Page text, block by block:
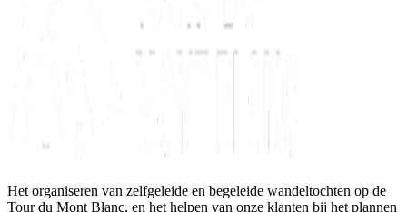
Het organiseren van zelfgeleide en begeleide wandeltochten op de
Tour du Mont Blanc, en het helpen van onze klanten bij het plannen